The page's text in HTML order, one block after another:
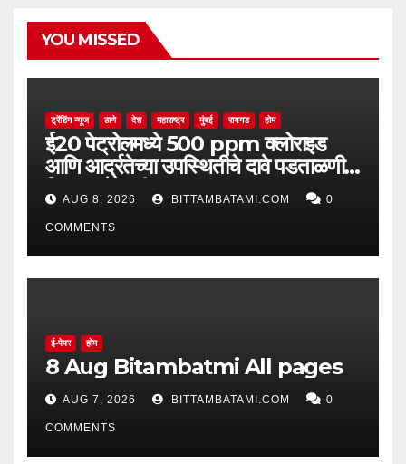
YOU MISSED
ट्रेंडिंग न्यूज ठाणे देश महाराष्ट्र मुंबई रायगड होम
ई20 पेट्रोलमध्ये 500 ppm क्लोराइड
आणि आर्द्रतेच्या उपस्थितीचे दावे पडताळणीत
सिद्ध झाले नाहीत
AUG 8, 2026 BITTAMBATAMI.COM 0
COMMENTS
ई-पेपर होम
8 Aug Bitambatmi All pages
AUG 7, 2026 BITTAMBATAMI.COM 0
COMMENTS